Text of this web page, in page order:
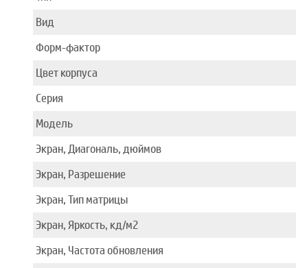
Вид
Форм-фактор
Цвет корпуса
Серия
Модель
Экран, Диагональ, дюймов
Экран, Разрешение
Экран, Тип матрицы
Экран, Яркость, кд/м2
Экран, Частота обновления